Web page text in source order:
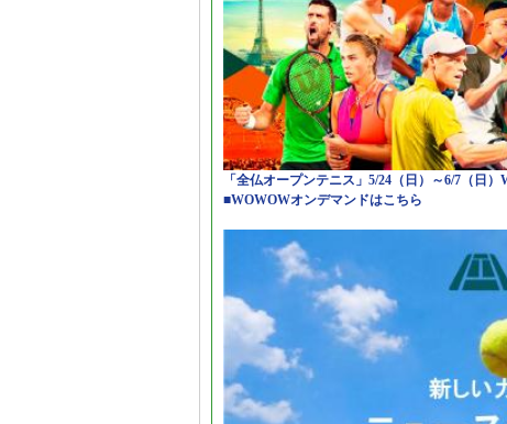
「全仏オープンテニス」5/24（日）～6/7（日
■WOWOWオンデマンドはこちら